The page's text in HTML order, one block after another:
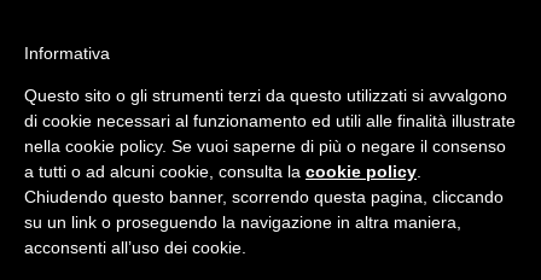
Mondo Italiano nel Mondo
LE INTERVISTE SONO AGLI ITALIANI CHE
RICOPRONO RUOLI ISTITUZIONALI, A
QUELLI CHE RAPPRESENTANO LA SOCIETÀ E
A CHI È UN "COMUNE CITTADINO" ...
PER TUTTO QUESTO SIAMO "ORGOGLIOSI
DI ESSERE ITALIANI"
Informativa
Questo sito o gli strumenti terzi da questo utilizzati si avvalgono
di cookie necessari al funzionamento ed utili alle finalità illustrate
nella cookie policy. Se vuoi saperne di più o negare il consenso
a tutti o ad alcuni cookie, consulta la cookie policy
Chiudendo questo banner, scorrendo questa pagina, cliccando
su un link o proseguendo la navigazione in altra maniera,
acconsenti all’uso dei cookie.